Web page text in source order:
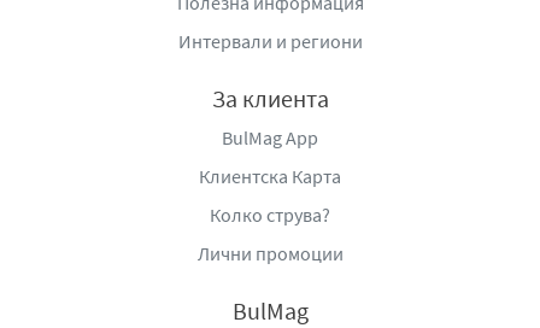
Интервали и региони
За клиента
BulMag App
Клиентска Карта
Колко струва?
Лични промоции
BulMag